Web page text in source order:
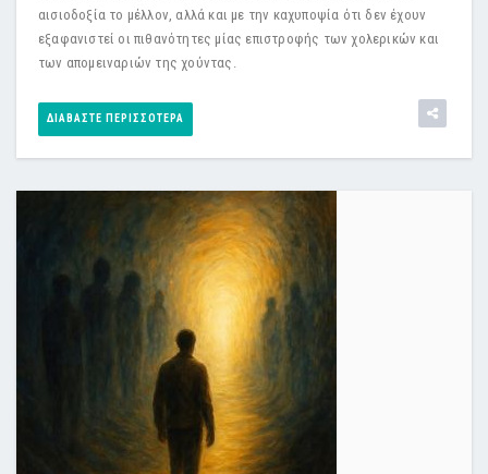
αισιοδοξία το μέλλον, αλλά και με την καχυποψία ότι δεν έχουν
εξαφανιστεί οι πιθανότητες μίας επιστροφής των χολερικών και
των απομειναριών της χούντας.
ΔΙΑΒΆΣΤΕ ΠΕΡΙΣΣΌΤΕΡΑ